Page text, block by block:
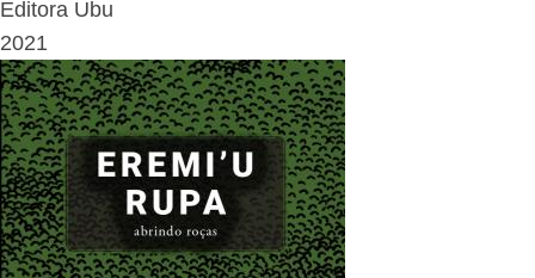
Editora Ubu
2021